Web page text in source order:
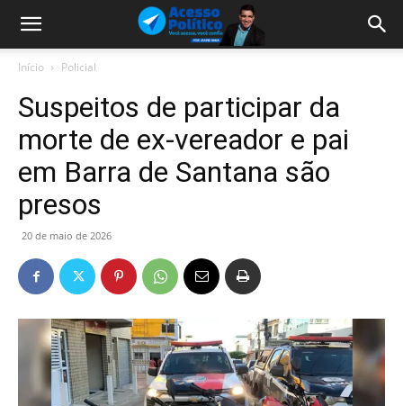
Início Policial
Suspeitos de participar da
morte de ex-vereador e pai
em Barra de Santana são
presos
20 de maio de 2026